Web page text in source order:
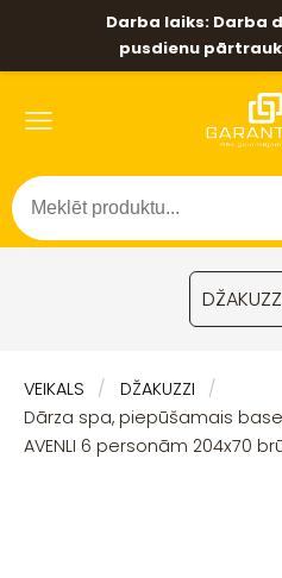
Darba laiks: Darba
pusdienu
VEIKALS
DŽAKUZZI
Dārza spa, piepūšamais
AVENLI 6 personām 204x70